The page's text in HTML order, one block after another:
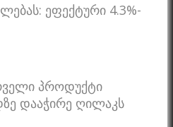
ეფექტური 4.3%-
პროდუქტი
დააჭირე ღილაკს